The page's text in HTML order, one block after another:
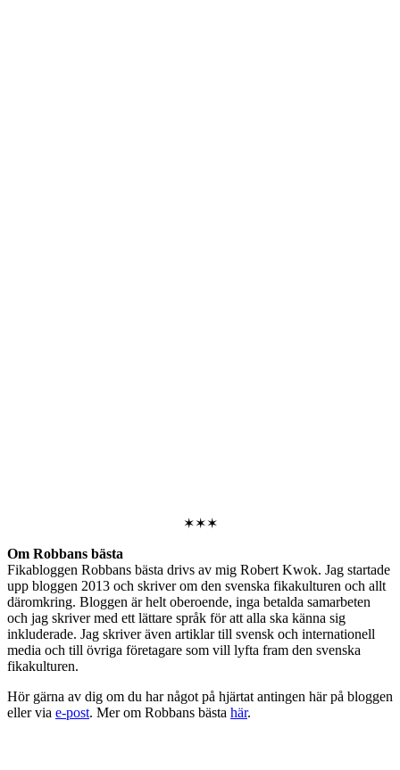
✶✶✶
Om Robbans bästa
Fikabloggen Robbans bästa drivs av mig Robert Kwok. Jag startade
upp bloggen 2013 och skriver om den svenska fikakulturen och allt
däromkring. Bloggen är helt oberoende, inga betalda samarbeten
och jag skriver med ett lättare språk för att alla ska känna sig
inkluderade. Jag skriver även artiklar till svensk och internationell
media och till övriga företagare som vill lyfta fram den svenska
fikakulturen.
Hör gärna av dig om du har något på hjärtat antingen här på bloggen
eller via e-post. Mer om Robbans bästa här.